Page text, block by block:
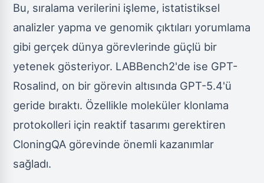
Bu, sıralama verilerini işleme, istatistiksel
analizler yapma ve genomik çıktıları yorumlama
gibi gerçek dünya görevlerinde güçlü bir
yetenek gösteriyor. LABBench2'de ise GPT-
Rosalind, on bir görevin altısında GPT-5.4'ü
geride bıraktı. Özellikle moleküler klonlama
protokolleri için reaktif tasarımı gerektiren
CloningQA görevinde önemli kazanımlar
sağladı.